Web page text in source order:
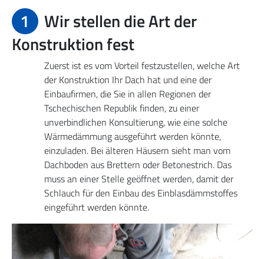
1
Wir stellen die Art der
Konstruktion fest
Zuerst ist es vom Vorteil festzustellen, welche Art
der Konstruktion Ihr Dach hat und eine der
Einbaufirmen, die Sie in allen Regionen der
Tschechischen Republik finden, zu einer
unverbindlichen Konsultierung, wie eine solche
Wärmedämmung ausgeführt werden könnte,
einzuladen. Bei älteren Häusern sieht man vom
Dachboden aus Brettern oder Betonestrich. Das
muss an einer Stelle geöffnet werden, damit der
Schlauch für den Einbau des Einblasdämmstoffes
eingeführt werden könnte.